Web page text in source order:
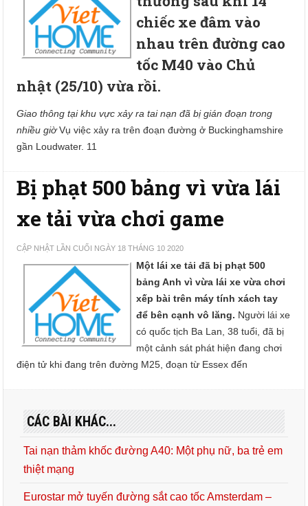
chiếc xe đâm vào
nhau trên đường cao
tốc M40 vào Chủ
nhật (25/10) vừa rồi.
Giao thông tại khu vực xảy ra tai nạn đã bị gián đoạn trong
nhiều giờVụ việc xảy ra trên đoạn đường ở Buckinghamshire
gần Loudwater. 11
Bị phạt 500 bảng vì vừa lái
xe tải vừa chơi game
CẬP NHẬT LẦN CUỐI NGÀY 18 THÁNG 10 2020
Một lái xe tải đã bị phạt 500
bảng Anh vì vừa lái xe vừa chơi
xếp bài trên máy tính xách tay
để bên cạnh vô lăng. Người lái xe
có quốc tịch Ba Lan, 38 tuổi, đã bị
một cảnh sát phát hiện đang chơi
điện tử khi đang trên đường M25, đoạn từ Essex đến
CÁC BÀI KHÁC...
Tai nạn thảm khốc đường A40: Một phụ nữ, ba trẻ em
thiệt mạng
Eurostar mở tuyến đường sắt cao tốc Amsterdam –